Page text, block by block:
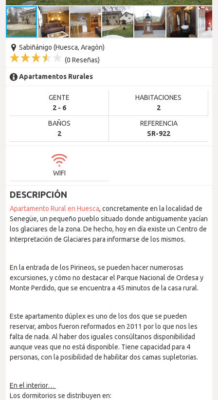
Sabiñánigo (Huesca, Aragón)
(0 Reseñas)
Apartamentos Rurales
GENTE
2 - 6
HABITACIONES
2
BAÑOS
2
REFERENCIA
SR-922
WIFI
DESCRIPCIÓN
Apartamento Rural en Huesca, concretamente en la localidad de
Senegüe, un pequeño pueblo situado donde antiguamente yacían
los glaciares de la zona. De hecho, hoy en día existe un Centro de
Interpretación de Glaciares para informarse de los mismos.
En la entrada de los Pirineos, se pueden hacer numerosas
excursiones, y cómo no destacar el Parque Nacional de Ordesa y
Monte Perdido, que se encuentra a 45 minutos de la casa rural.
Este apartamento dúplex es uno de los dos que se pueden
reservar, ambos fueron reformados en 2011 por lo que nos les
falta de nada. Al haber dos iguales consúltanos disponibilidad
aunque veas que no está disponible. Tiene capacidad para 4
personas, con la posibilidad de habilitar dos camas supletorias.
En el interior…
Los dormitorios se distribuyen en: